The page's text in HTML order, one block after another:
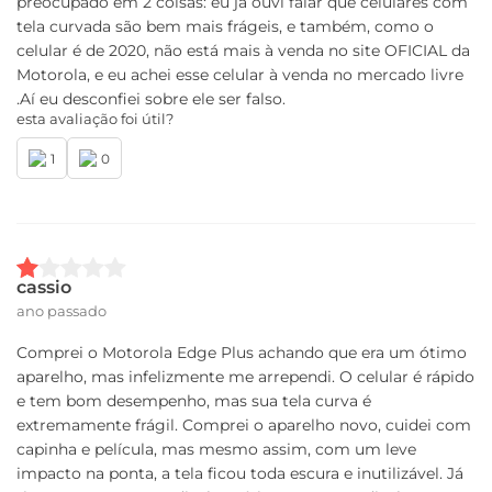
Leitor de impressão digital - FOD
Acelerômetro
Sensor de proximidade
Giroscópio
Magnetômetro
Sensor de luz ambiente
Barômetro
Dimensões
Altura (mm): 161,1
Profundidade (mm): 9,6
Entradas
USB-C, entrada de fone de ouvido de 3,5 mm
tela curvada são bem mais frágeis, e também, como o
celular é de 2020, não está mais à venda no site OFICIAL da
Motorola, e eu achei esse celular à venda no mercado livre
.Aí eu desconfiei sobre ele ser falso.
esta avaliação foi útil?
1 0
cassio
ano passado
Comprei o Motorola Edge Plus achando que era um ótimo
aparelho, mas infelizmente me arrependi. O celular é rápido
e tem bom desempenho, mas sua tela curva é
extremamente frágil. Comprei o aparelho novo, cuidei com
capinha e película, mas mesmo assim, com um leve
impacto na ponta, a tela ficou toda escura e inutilizável. Já